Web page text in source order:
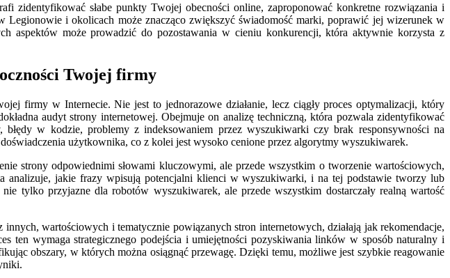
zidentyfikować słabe punkty Twojej obecności online, zaproponować konkretne rozwiązania i
Legionowie i okolicach może znacząco zwiększyć świadomość marki, poprawić jej wizerunek w
aspektów może prowadzić do pozostawania w cieniu konkurencji, która aktywnie korzysta z
Twojej firmy
firmy w Internecie. Nie jest to jednorazowe działanie, lecz ciągły proces optymalizacji, który
audyt strony internetowej. Obejmuje on analizę techniczną, która pozwala zidentyfikować
w kodzie, problemy z indeksowaniem przez wyszukiwarki czy brak responsywności na
użytkownika, co z kolei jest wysoko cenione przez algorytmy wyszukiwarek.
strony odpowiednimi słowami kluczowymi, ale przede wszystkim o tworzenie wartościowych,
analizuje, jakie frazy wpisują potencjalni klienci w wyszukiwarki, i na tej podstawie tworzy lub
tylko przyjazne dla robotów wyszukiwarek, ale przede wszystkim dostarczały realną wartość
wartościowych i tematycznie powiązanych stron internetowych, działają jak rekomendacje,
ten wymaga strategicznego podejścia i umiejętności pozyskiwania linków w sposób naturalny i
obszary, w których można osiągnąć przewagę. Dzięki temu, możliwe jest szybkie reagowanie